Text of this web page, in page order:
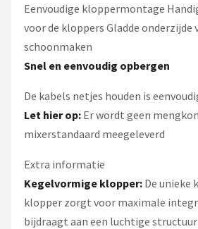
Eenvoudige kloppermontage
voor de kloppers Gladde onderzijde
schoonmaken
Snel en eenvoudig opbergen
De kabels netjes houden is
Let hier op: Er wordt geen
mixerstandaard meegeleverd
Extra informatie
Kegelvormige klopper: De unieke
klopper zorgt voor maximale
bijdraagt aan een luchtige